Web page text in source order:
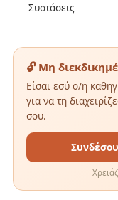
Συστάσεις
🔓 Μη
Είσαι εσύ ο/η
για να τη
σου.